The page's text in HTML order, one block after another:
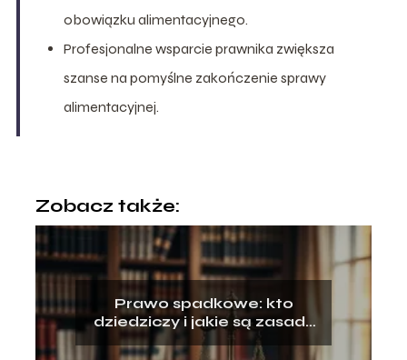
obowiązku alimentacyjnego.
Profesjonalne wsparcie prawnika zwiększa
szanse na pomyślne zakończenie sprawy
alimentacyjnej.
Zobacz także:
Prawo spadkowe: kto
dziedziczy i jakie są zasady
dziedziczenia?